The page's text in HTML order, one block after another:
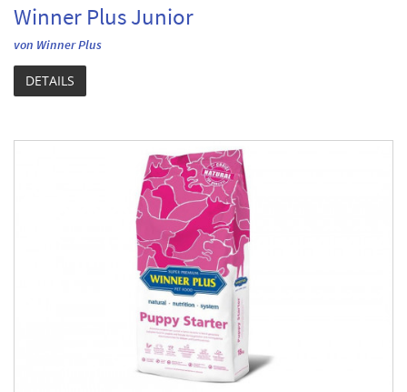
Winner Plus Junior
von Winner Plus
DETAILS